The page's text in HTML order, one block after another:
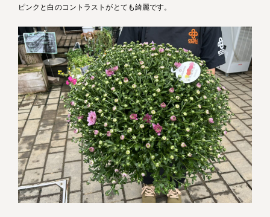
ピンクと白のコントラストがとても綺麗です。